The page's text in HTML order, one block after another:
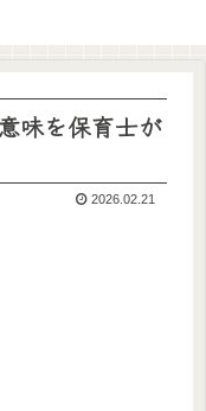
味を保育士が
2026.02.21